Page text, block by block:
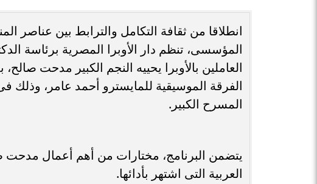
انطلاقا من ثقافة التكامل والترابط بين عناصر
المؤسسى، تنظم دار الأوبرا المصرية برئاسة
العاملين بالأوبرا يحييه النجم الكبير مدحت
الفرقة الموسيقية للمايسترو أحمد عامر،
المسرح الكبير.
يتضمن البرنامج، مختارات من أهم أعمال مدحت
العربية التى اشتهر بأدائها.